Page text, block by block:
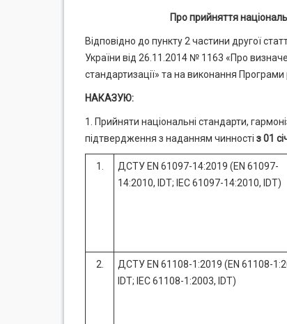
Про прийняття
Відповідно до пункту 2 частини другої
України від 26.11.2014 № 1163 «Про
стандартизації» та на виконання Програми
НАКАЗУЮ:
1. Прийняти національні стандарти,
підтвердження з наданням чинності з 01
1.
ДСТУ EN 61097-14:2019 (EN 61097-
14:2010, IDT; IEC 61097-14:2010, IDT)
2.
ДСТУ EN 61108-1:2019 (EN 61108-
IDT; IEC 61108-1:2003, IDT)